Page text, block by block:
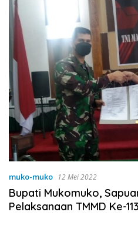
muko-muko 12 Mei 2022
Bupati Mukomuko,
Pelaksanaan TMMD Ke-113